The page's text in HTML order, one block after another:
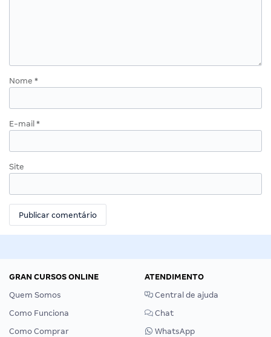
Nome *
E-mail *
Site
GRAN CURSOS ONLINE
Quem Somos
Como Funciona
Como Comprar
ATENDIMENTO
Central de ajuda
Chat
WhatsApp